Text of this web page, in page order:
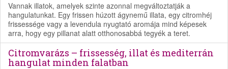
Vannak illatok, amelyek szinte azonnal megváltoztatják a
hangulatunkat. Egy frissen húzott ágynemű illata, egy citromhéj
frissessége vagy a levendula nyugtató aromája mind képesek
arra, hogy egy pillanat alatt otthonosabbá tegyék a teret.
Citromvarázs – frissesség, illat és mediterrán
hangulat minden falatban